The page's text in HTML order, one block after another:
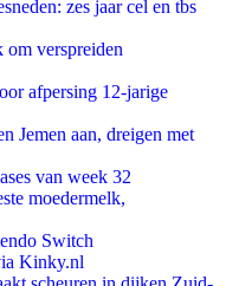
zes jaar cel en tbs
verspreiden
afpersing 12-jarige
Jemen aan, dreigen met
van week 32
moedermelk,
Switch
Kinky.nl